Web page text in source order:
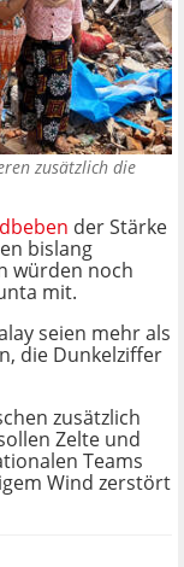
zusätzlich die
der Stärke
bislang
würden noch
mit.
seien mehr als
die Dunkelziffer
zusätzlich
Zelte und
Teams
Wind zerstört